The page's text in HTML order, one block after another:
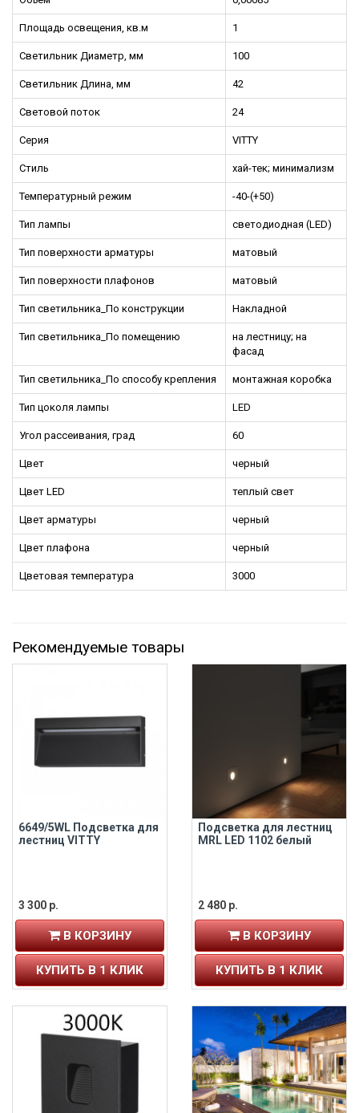
Площадь освещения, кв.м 1
Светильник Диаметр, мм 100
Светильник Длина, мм 42
Световой поток 24
Серия VITTY
Стиль хай-тек; минимализм
Температурный режим -40-(+50)
Тип лампы светодиодная (LED)
Тип поверхности арматуры матовый
Тип поверхности плафонов матовый
Тип светильника_По конструкции Накладной
Тип светильника_По помещению
на лестницу; на
фасад
Тип светильника_По способу крепления монтажная коробка
Тип цоколя лампы LED
Угол рассеивания, град 60
Цвет черный
Цвет LED теплый свет
Цвет арматуры черный
Цвет плафона черный
Цветовая температура 3000
Рекомендуемые товары
6649/5WL Подсветка для
лестниц VITTY
3 300 р.
В КОРЗИНУ
КУПИТЬ В 1 КЛИК
Подсветка для лестниц
MRL LED 1102 белый
2 480 р.
В КОРЗИНУ
КУПИТЬ В 1 КЛИК